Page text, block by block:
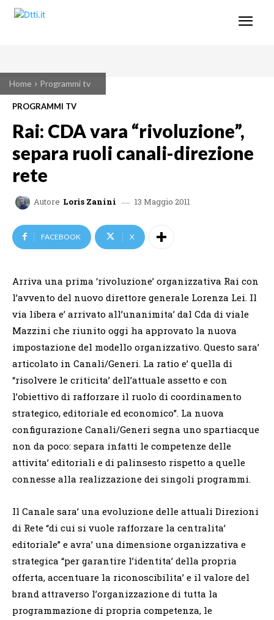
Home Programmi tv
PROGRAMMI TV
Rai: CDA vara “rivoluzione”,
separa ruoli canali-direzione
rete
Autore Loris Zanini 13 Maggio 2011
FACEBOOK X
Arriva una prima ‘rivoluzione’ organizzativa Rai con
l’avvento del nuovo direttore generale Lorenza Lei. Il
via libera e’ arrivato all’unanimita’ dal Cda di viale
Mazzini che riunito oggi ha approvato la nuova
impostazione del modello organizzativo. Questo sara’
articolato in Canali/Generi. La ratio e’ quella di
“risolvere le criticita’ dell’attuale assetto e con
l’obiettivo di rafforzare il ruolo di coordinamento
strategico, editoriale ed economico”. La nuova
configurazione Canali/Generi segna uno spartiacque
non da poco: separa infatti le competenze delle
attivita’ editoriali e di palinsesto rispetto a quelle
connesse alla realizzazione dei singoli programmi.
Il Canale sara’ una evoluzione delle attuali Direzioni
di Rete “di cui si vuole rafforzare la centralita’
editoriale” e avra’ una dimensione organizzativa e
strategica “per garantire l’identita’ della propria
offerta, accentuare la riconoscibilita’ e il valore del
brand attraverso l’organizzazione di tutta la
programmazione di propria competenza, le